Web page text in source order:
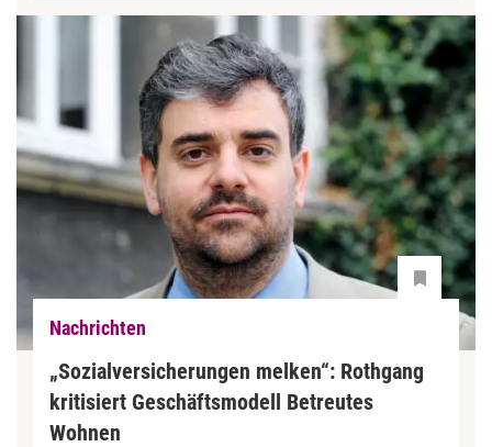
Nachrichten
„Sozialversicherungen melken“: Rothgang
kritisiert Geschäftsmodell Betreutes
Wohnen